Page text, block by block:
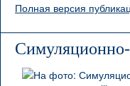
Полная версия